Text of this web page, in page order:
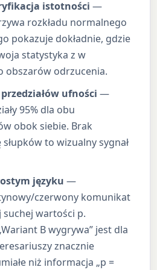
istotności —
rozkładu normalnego
pokazuje dokładnie, gdzie
statystyka z w
obszarów odrzucenia.
ufności —
95% dla obu
obok siebie. Brak
słupków to wizualny sygnał
języku —
czerwony komunikat
suchej wartości p.
B wygrywa” jest dla
znacznie
niż informacja „p =